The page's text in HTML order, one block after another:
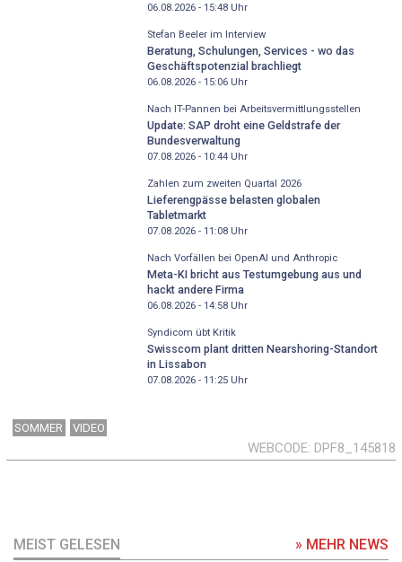
06.08.2026 - 15:48Uhr
Stefan Beeler im Interview
Beratung, Schulungen, Services - wo das
Geschäftspotenzial brachliegt
06.08.2026 - 15:06Uhr
Nach IT-Pannen bei Arbeitsvermittlungsstellen
Update: SAP droht eine Geldstrafe der
Bundesverwaltung
07.08.2026 - 10:44Uhr
Zahlen zum zweiten Quartal 2026
Lieferengpässe belasten globalen
Tabletmarkt
07.08.2026 - 11:08Uhr
Nach Vorfällen bei OpenAI und Anthropic
Meta-KI bricht aus Testumgebung aus und
hackt andere Firma
06.08.2026 - 14:58Uhr
Syndicom übt Kritik
Swisscom plant dritten Nearshoring-Standort
in Lissabon
07.08.2026 - 11:25Uhr
SOMMER VIDEO
WEBCODE DPF8_145818
MEIST GELESEN » MEHR NEWS